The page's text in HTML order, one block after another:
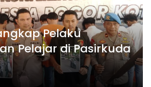
Pelaku
Pelajar di Pasirkuda